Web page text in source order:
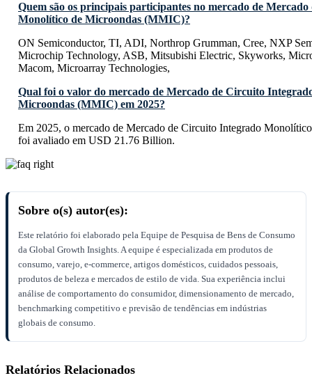
Quem são os principais participantes no mercado de
Monolítico de Microondas (MMIC)?
ON Semiconductor, TI, ADI, Northrop Grumman, Cree, NXP
Microchip Technology, ASB, Mitsubishi Electric, Skyworks,
Macom, Microarray Technologies,
Qual foi o valor do mercado de Mercado de Circuito
Microondas (MMIC) em 2025?
Em 2025, o mercado de Mercado de Circuito Integrado
foi avaliado em USD 21.76 Billion.
Sobre o(s) autor(es):
Este relatório foi elaborado pela Equipe de Pesquisa de Bens de Consumo
da Global Growth Insights. A equipe é especializada em produtos de
consumo, varejo, e-commerce, artigos domésticos, cuidados pessoais,
produtos de beleza e mercados de estilo de vida. Sua experiência inclui
análise de comportamento do consumidor, dimensionamento de mercado,
benchmarking competitivo e previsão de tendências em indústrias
globais de consumo.
Relatórios Relacionados